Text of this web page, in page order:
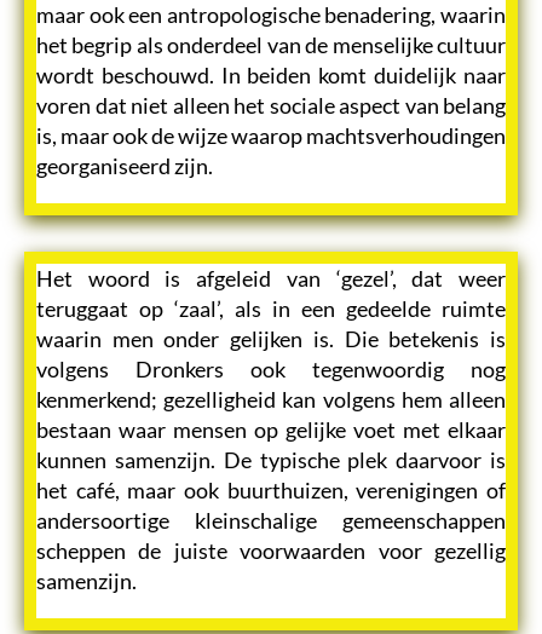
maar ook een antropologische benadering, waarin
het begrip als onderdeel van de menselijke cultuur
wordt beschouwd. In beiden komt duidelijk naar
voren dat niet alleen het sociale aspect van belang
is, maar ook de wijze waarop machtsverhoudingen
georganiseerd zijn.
Het woord is afgeleid van ‘gezel’, dat weer
teruggaat op ‘zaal’, als in een gedeelde ruimte
waarin men onder gelijken is. Die betekenis is
volgens Dronkers ook tegenwoordig nog
kenmerkend; gezelligheid kan volgens hem alleen
bestaan waar mensen op gelijke voet met elkaar
kunnen samenzijn. De typische plek daarvoor is
het café, maar ook buurthuizen, verenigingen of
andersoortige kleinschalige gemeenschappen
scheppen de juiste voorwaarden voor gezellig
samenzijn.